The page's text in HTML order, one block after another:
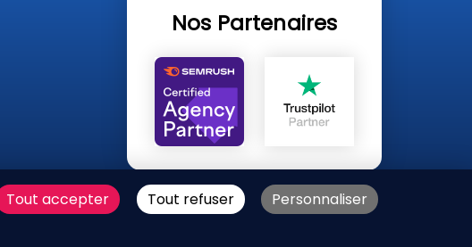
Nos Partenaires
PLAN DU SITE
Tout accepter Tout refuser Personnaliser